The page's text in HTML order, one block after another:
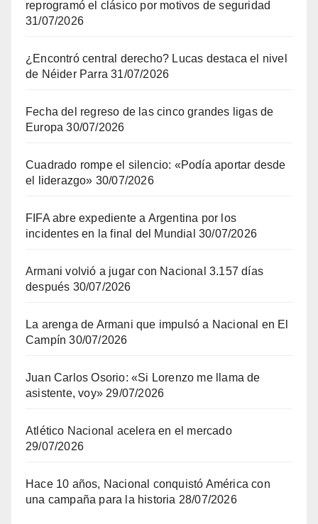
reprogramó el clásico por motivos de seguridad
31/07/2026
¿Encontró central derecho? Lucas destaca el nivel
de Néider Parra 31/07/2026
Fecha del regreso de las cinco grandes ligas de
Europa 30/07/2026
Cuadrado rompe el silencio: «Podía aportar desde
el liderazgo» 30/07/2026
FIFA abre expediente a Argentina por los
incidentes en la final del Mundial 30/07/2026
Armani volvió a jugar con Nacional 3.157 días
después 30/07/2026
La arenga de Armani que impulsó a Nacional en El
Campín 30/07/2026
Juan Carlos Osorio: «Si Lorenzo me llama de
asistente, voy» 29/07/2026
Atlético Nacional acelera en el mercado
29/07/2026
Hace 10 años, Nacional conquistó América con
una campaña para la historia 28/07/2026